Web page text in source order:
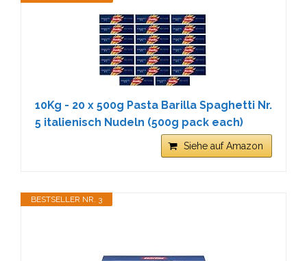
10Kg - 20 x 500g Pasta Barilla Spaghetti Nr.
5 italienisch Nudeln (500g pack each)
Siehe auf Amazon
BESTSELLER NR. 3